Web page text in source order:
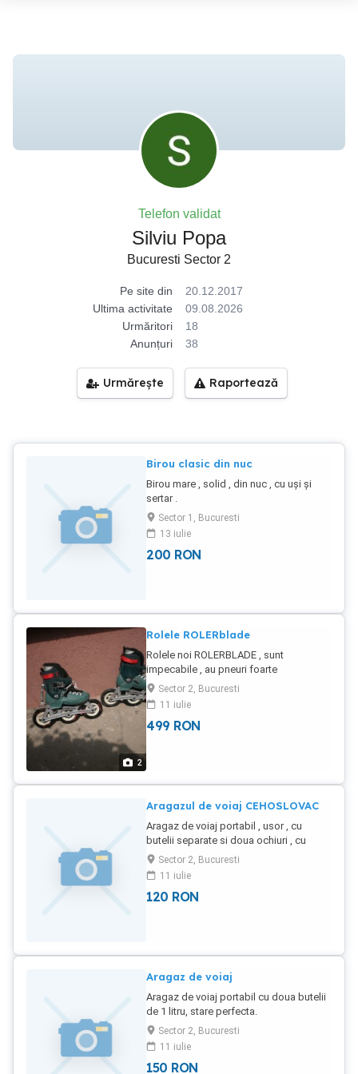
Telefon validat
Silviu Popa
Bucuresti Sector 2
Pe site din
20.12.2017
Ultima activitate
09.08.2026
Urmăritori
18
Anunțuri
38
Urmărește Raportează
Birou clasic din nuc
Birou mare , solid , din nuc , cu uși și
sertar .
Sector 1, Bucuresti
13 iulie
200 RON
2
Rolele ROLERblade
Rolele noi ROLERBLADE , sunt
impecabile , au pneuri foarte
confortabile . Sunt dotate cu sistem de
franare automat , si suspensie reglabila
.
Sector 2, Bucuresti
11 iulie
499 RON
Aragazul de voiaj CEHOSLOVAC
Aragaz de voiaj portabil , usor , cu
butelii separate si doua ochiuri , cu
geanta de protectie speciala si eleganta
, facut in CEHOSLOVACIA .
Sector 2, Bucuresti
11 iulie
120 RON
Aragaz de voiaj
Aragaz de voiaj portabil cu doua butelii
de 1 litru, stare perfecta.
Sector 2, Bucuresti
11 iulie
150 RON